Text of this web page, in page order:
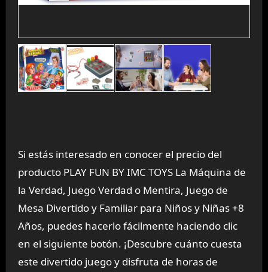
Si estás interesado en conocer el precio del
producto PLAY FUN BY IMC TOYS La Máquina de
la Verdad, Juego Verdad o Mentira, Juego de
Mesa Divertido y Familiar para Niños y Niñas +8
Años, puedes hacerlo fácilmente haciendo clic
en el siguiente botón. ¡Descubre cuánto cuesta
este divertido juego y disfruta de horas de